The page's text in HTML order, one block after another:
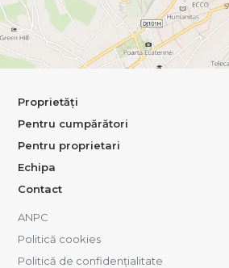
Proprietăți
Pentru cumpărători
Pentru proprietari
Echipa
Contact
ANPC
Politică cookies
Politică de confidențialitate